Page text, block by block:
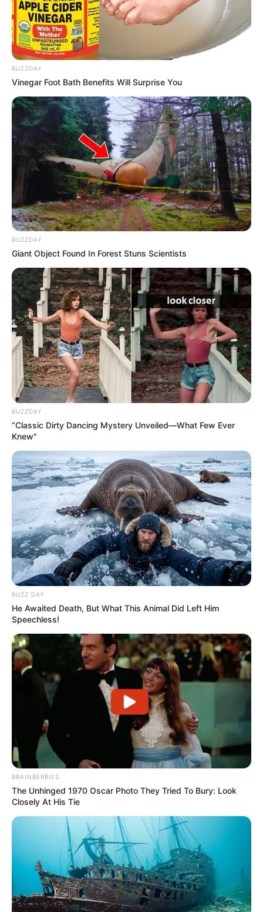
Lageplan alsgrößere Karte zeigen.
Insel der Insel der Dämonen, Monster, Drachen, Götter
und tausend Tempel
Nicht die Politik, sondern Politiker machen die Politik.
Deutschlandweit Veranstaltung kostenlos
eintragen:
Bilderfreigabe: Die Bilder dieser Seite dürfen unter
bestimmten Bedingungen für private und kommerzielle
Zwecke kostenlos benutzt werden. Weiteres siehe
Bilderfreigabe
Das Wissen, das die Bauern schon seit Jahrtausenden
bei der Tier- und Pflanzenzucht anwenden, hatte
Charles Darwin 1858 der universitären Welt gelehrt. Die
mussten die Abstammungslehre ja endlich auch mal
lernen.
weitere Kalauer
Quermania folgen: Impressum & Kontakt
Smartphone Startseite
Suchen:
Auf einigen Seiten dieses Projektes sind Affiliate-
Angebote integriert. Wenn etwas darüber gebucht oder
dadurch der Preis ändert.
BUZZDAY
Vinegar Foot Bath Benefits Will Surprise You
BUZZDAY
Giant Object Found In Forest Stuns Scientists
BUZZDAY
“Classic Dirty Dancing Mystery Unveiled—What Few Ever
Knew"
BUZZ DAY
He Awaited Death, But What This Animal Did Left Him
Speechless!
BRAINBERRIES
The Unhinged 1970 Oscar Photo They Tried To Bury: Look
Closely At His Tie